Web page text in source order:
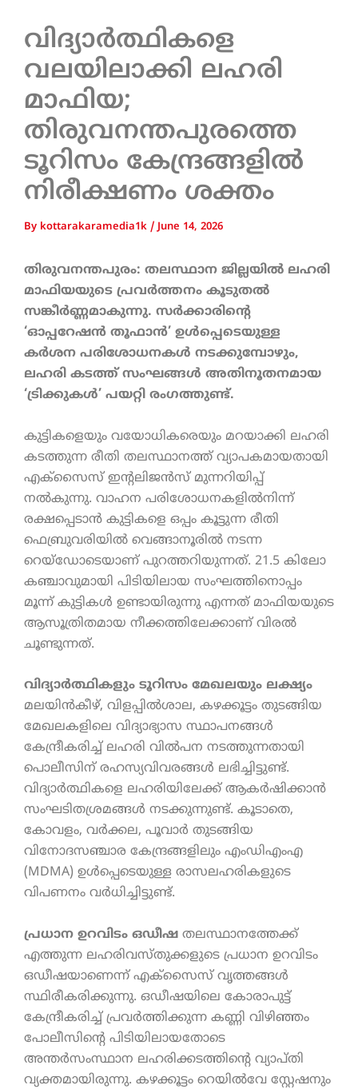
വിദ്യാർത്ഥികളെ
വലയിലാക്കി ലഹരി
മാഫിയ;
തിരുവനന്തപുരത്തെ
ടൂറിസം കേന്ദ്രങ്ങളിൽ
നിരീക്ഷണം ശക്തം
By kottarakaramedia1k / June 14, 2026
തിരുവനന്തപുരം: തലസ്ഥാന ജില്ലയിൽ ലഹരി
മാഫിയയുടെ പ്രവർത്തനം കൂടുതൽ
സങ്കീർണ്ണമാകുന്നു. സർക്കാരിന്റെ
‘ഓപ്പറേഷൻ തൂഫാൻ’ ഉൾപ്പെടെയുള്ള
കർശന പരിശോധനകൾ നടക്കുമ്പോഴും,
ലഹരി കടത്ത് സംഘങ്ങൾ അതിനൂതനമായ
‘ട്രിക്കുകൾ’ പയറ്റി രംഗത്തുണ്ട്.
കുട്ടികളെയും വയോധികരെയും മറയാക്കി ലഹരി
കടത്തുന്ന രീതി തലസ്ഥാനത്ത് വ്യാപകമായതായി
എക്സൈസ് ഇന്റലിജൻസ് മുന്നറിയിപ്പ്
നൽകുന്നു. വാഹന പരിശോധനകളിൽനിന്ന്
രക്ഷപ്പെടാൻ കുട്ടികളെ ഒപ്പം കൂട്ടുന്ന രീതി
ഫെബ്രുവരിയിൽ വെങ്ങാനൂരിൽ നടന്ന
റെയ്ഡോടെയാണ് പുറത്തറിയുന്നത്. 21.5 കിലോ
കഞ്ചാവുമായി പിടിയിലായ സംഘത്തിനൊപ്പം
മൂന്ന് കുട്ടികൾ ഉണ്ടായിരുന്നു എന്നത് മാഫിയയുടെ
ആസൂത്രിതമായ നീക്കത്തിലേക്കാണ് വിരൽ
ചൂണ്ടുന്നത്.
വിദ്യാർത്ഥികളും ടൂറിസം മേഖലയും ലക്ഷ്യം
മലയിൻകീഴ്, വിളപ്പിൽശാല, കഴക്കൂട്ടം തുടങ്ങിയ
മേഖലകളിലെ വിദ്യാഭ്യാസ സ്ഥാപനങ്ങൾ
കേന്ദ്രീകരിച്ച് ലഹരി വിൽപന നടത്തുന്നതായി
പൊലീസിന് രഹസ്യവിവരങ്ങൾ ലഭിച്ചിട്ടുണ്ട്.
വിദ്യാർത്ഥികളെ ലഹരിയിലേക്ക് ആകർഷിക്കാൻ
സംഘടിതശ്രമങ്ങൾ നടക്കുന്നുണ്ട്. കൂടാതെ,
കോവളം, വർക്കല, പൂവാർ തുടങ്ങിയ
വിനോദസഞ്ചാര കേന്ദ്രങ്ങളിലും എംഡിഎംഎ
(MDMA) ഉൾപ്പെടെയുള്ള രാസലഹരികളുടെ
വിപണനം വർധിച്ചിട്ടുണ്ട്.
പ്രധാന ഉറവിടം ഒഡീഷ തലസ്ഥാനത്തേക്ക്
എത്തുന്ന ലഹരിവസ്തുക്കളുടെ പ്രധാന ഉറവിടം
ഒഡീഷയാണെന്ന് എക്സൈസ് വൃത്തങ്ങൾ
സ്ഥിരീകരിക്കുന്നു. ഒഡീഷയിലെ കോരാപുട്ട്
കേന്ദ്രീകരിച്ച് പ്രവർത്തിക്കുന്ന കണ്ണി വിഴിഞ്ഞം
പോലീസിന്റെ പിടിയിലായതോടെ
അന്തർസംസ്ഥാന ലഹരിക്കടത്തിന്റെ വ്യാപ്തി
വ്യക്തമായിരുന്നു. കഴക്കൂട്ടം റെയിൽവേ സ്റ്റേഷനും